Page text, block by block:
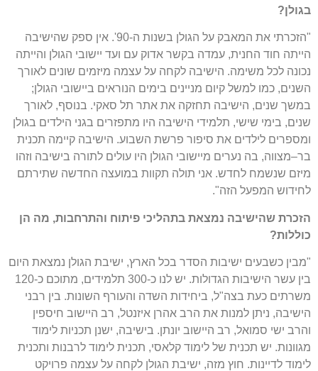
בגולן?
"הזכרתי את המאבק על הגולן בשנות ה-90'.
אין ספק שהישיבה
הייתה חוד החנית, עמדה בקשר אדוק עם ועד יישובי הגולן והייתה
נכונה לכל משימה. הישיבה לקחה על עצמה מיזמים שונים לאורך
השנים, כמו למשל קיום מניינים בימים הנוראים ביישובי הגולן;
במשך שנים, הישיבה תחזקה את אתר תל סאקי. בנוסף, לאורך
שנים, בימי שישי, תלמידי הישיבה היו מתפזרים בגני הילדים בגולן
ומספרים לילדים את סיפור פרשת השבוע. הישיבה קיימה תכנית
בר–מצווה, בה נערים מיישובי הגולן היו עולים לתורה בישיבה וזהו
מיזם שנשמח לחדש. אני תולה תקוות במועצה החדשה שתירתם
לחידוש המפעל הזה".
הזכרת שהישיבה נמצאת בתהליכי פיתוח והתרחבות, מה הן
כוללות?
"מבין כשבעים ישיבות הסדר בכל הארץ, ישיבת הגולן נמצאת היום
בין עשר הישיבות הגדולות. יש לנו כ-300 תלמידים, מתוכם כ-120
משרתים כעת בצה"ל, ביחידות השדה והעורף השונות. בין רבני
הישיבה, ניתן למנות את הרב אהרן איזנטל, רב היישוב חיספין
והרב ישי סמואל, רב היישוב יונתן. בישיבה, ישנן תכניות לימוד
מגוונות. יש תכנית של לימוד קלאסי, תכנית לימוד לרבנות ותכנית
לימוד לדיינות. חוץ מזה, ישיבת הגולן לקחה על עצמה פרויקט